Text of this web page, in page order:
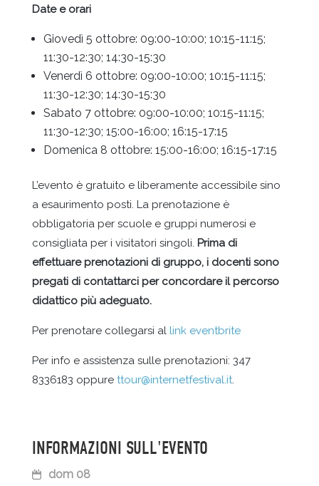
Date e orari
Giovedì 5 ottobre: 09:00-10:00; 10:15-11:15;
11:30-12:30; 14:30-15:30
Venerdì 6 ottobre: 09:00-10:00; 10:15-11:15;
11:30-12:30; 14:30-15:30
Sabato 7 ottobre: 09:00-10:00; 10:15-11:15;
11:30-12:30; 15:00-16:00; 16:15-17:15
Domenica 8 ottobre: 15:00-16:00; 16:15-17:15
L’evento è gratuito e liberamente accessibile sino
a esaurimento posti. La prenotazione è
obbligatoria per scuole e gruppi numerosi e
consigliata per i visitatori singoli. Prima di
effettuare prenotazioni di gruppo, i docenti sono
pregati di contattarci per concordare il percorso
didattico più adeguato.
Per prenotare collegarsi al link eventbrite
Per info e assistenza sulle prenotazioni: 347
8336183 oppure ttour@internetfestival.it.
INFORMAZIONI SULL'EVENTO
dom 08